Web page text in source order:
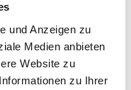
und Anzeigen zu
Medien anbieten
Website zu
zu Ihrer